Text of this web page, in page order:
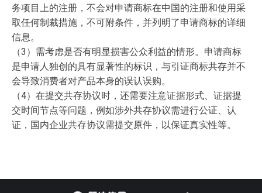
务项目上的注册，不会对申请商标在中国的注册和使用采
取任何制裁措施，不可附条件，并列明了申请商标的详细
信息。
（3）需考虑是否有明显损害公众利益的情形。申请商标
是申请人独创的具有显著性的标识，与引证商标共存并不
会导致消费者对产品本身的误认误购。
（4）在提交共存协议时，还需要注意证据形式、证据提
交时间节点等问题，例如涉外共存协议需进行公证、认
证，国内企业共存协议需提交原件，以保证真实性等。